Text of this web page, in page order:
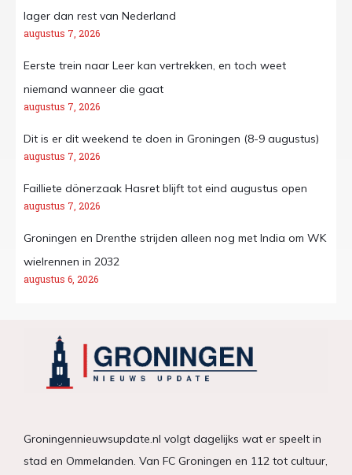
lager dan rest van Nederland
augustus 7, 2026
Eerste trein naar Leer kan vertrekken, en toch weet
niemand wanneer die gaat
augustus 7, 2026
Dit is er dit weekend te doen in Groningen (8-9 augustus)
augustus 7, 2026
Failliete dönerzaak Hasret blijft tot eind augustus open
augustus 7, 2026
Groningen en Drenthe strijden alleen nog met India om WK
wielrennen in 2032
augustus 6, 2026
Groningennieuwsupdate.nl volgt dagelijks wat er speelt in
stad en Ommelanden. Van FC Groningen en 112 tot cultuur,